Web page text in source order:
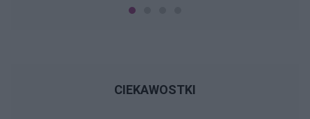
CIEKAWOSTKI